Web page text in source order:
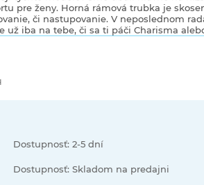
pre ženy. Horná rámová trubka je
či nastupovanie. V neposlednom
už iba na tebe, či sa ti páči Charisma
Dostupnosť: 2-5 dní
Dostupnosť: Skladom na predajni